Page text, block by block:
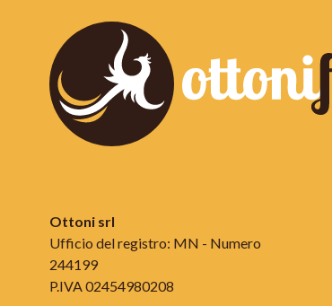
Ottoni srl
Ufficio del registro: MN - Numero
244199
P.IVA 02454980208